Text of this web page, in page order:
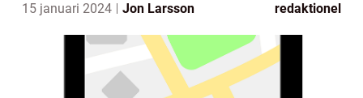
15 januari 2024 Jon Larsson redaktionel